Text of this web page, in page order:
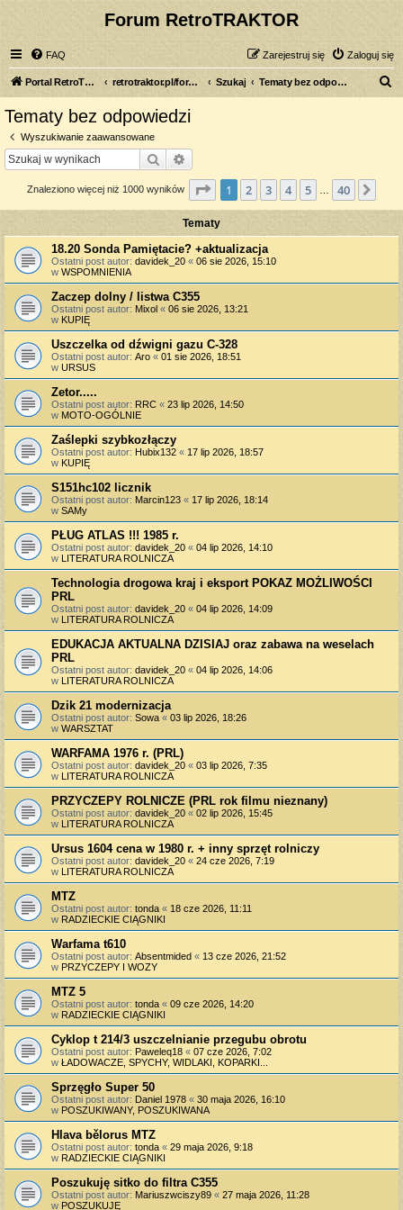
Forum RetroTRAKTOR
FAQ Zaloguj się
Zarejestruj się
Portal RetroTRAKTOR.pl retrotraktor.pl/forum Szukaj Tematy bez odpowiedzi
Tematy bez odpowiedzi
Wyszukiwanie zaawansowane
Szukaj
Znaleziono więcej niż 1000 wyników Strona z40
1 2 3 4 5 40
Tematy
18.20 Sonda Pamiętacie? +aktualizacja
Ostatni post autor: davidek_20 « 06 sie 2026, 15:10
w WSPOMNIENIA
Zaczep dolny / listwa C355
Ostatni post autor: Mixol « 06 sie 2026, 13:21
w KUPIĘ
Uszczelka od dźwigni gazu C-328
Ostatni post autor: Aro « 01 sie 2026, 18:51
w URSUS
Zetor.....
Ostatni post autor: RRC « 23 lip 2026, 14:50
w MOTO-OGÓLNIE
Zaślepki szybkozłączy
Ostatni post autor: Hubix132 « 17 lip 2026, 18:57
w KUPIĘ
S151hc102 licznik
Ostatni post autor: Marcin123 « 17 lip 2026, 18:14
w SAMy
PŁUG ATLAS !!! 1985 r.
Ostatni post autor: davidek_20 « 04 lip 2026, 14:10
w LITERATURA ROLNICZA
Technologia drogowa kraj i eksport POKAZ MOŻLIWOŚCI
PRL
Ostatni post autor: davidek_20 « 04 lip 2026, 14:09
w LITERATURA ROLNICZA
EDUKACJA AKTUALNA DZISIAJ oraz zabawa na weselach
PRL
Ostatni post autor: davidek_20 « 04 lip 2026, 14:06
w LITERATURA ROLNICZA
Dzik 21 modernizacja
Ostatni post autor: Sowa « 03 lip 2026, 18:26
w WARSZTAT
WARFAMA 1976 r. (PRL)
Ostatni post autor: davidek_20 « 03 lip 2026, 7:35
w LITERATURA ROLNICZA
PRZYCZEPY ROLNICZE (PRL rok filmu nieznany)
Ostatni post autor: davidek_20 « 02 lip 2026, 15:45
w LITERATURA ROLNICZA
Ursus 1604 cena w 1980 r. + inny sprzęt rolniczy
Ostatni post autor: davidek_20 « 24 cze 2026, 7:19
w LITERATURA ROLNICZA
MTZ
Ostatni post autor: tonda « 18 cze 2026, 11:11
w RADZIECKIE CIĄGNIKI
Warfama t610
Ostatni post autor: Absentmided « 13 cze 2026, 21:52
w PRZYCZEPY I WOZY
MTZ 5
Ostatni post autor: tonda « 09 cze 2026, 14:20
w RADZIECKIE CIĄGNIKI
Cyklop t 214/3 uszczelnianie przegubu obrotu
Ostatni post autor: Paweleq18 « 07 cze 2026, 7:02
w ŁADOWACZE, SPYCHY, WIDLAKI, KOPARKI...
Sprzęgło Super 50
Ostatni post autor: Daniel 1978 « 30 maja 2026, 16:10
w POSZUKIWANY, POSZUKIWANA
Hlava bělorus MTZ
Ostatni post autor: tonda « 29 maja 2026, 9:18
w RADZIECKIE CIĄGNIKI
Poszukuję sitko do filtra C355
Ostatni post autor: Mariuszwciszy89 « 27 maja 2026, 11:28
w POSZUKUJĘ